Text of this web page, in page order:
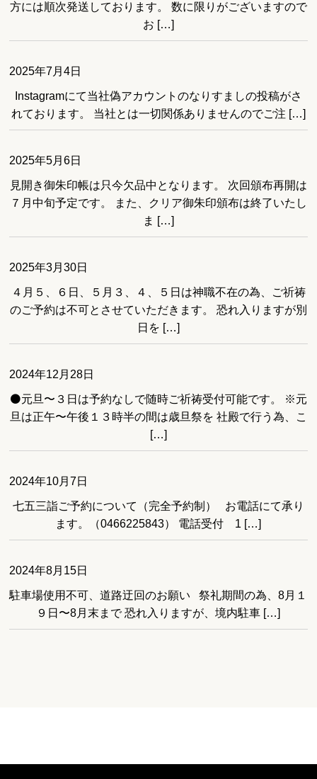
方には順次発送しております。 数に限りがございますので
お […]
2025年7月4日
Instagramにて当社偽アカウントのなりすましの投稿がさ
れております。 当社とは一切関係ありませんのでご注 […]
2025年5月6日
見開き御朱印帳は只今欠品中となります。 次回頒布再開は
７月中旬予定です。 また、クリア御朱印頒布は終了いたし
ま […]
2025年3月30日
４月５、６日、５月３、４、５日は神職不在の為、ご祈祷
のご予約は不可とさせていただきます。 恐れ入りますが別
日を […]
2024年12月28日
⚫️元旦〜３日は予約なしで随時ご祈祷受付可能です。 ※元
旦は正午〜午後１３時半の間は歳旦祭を 社殿で行う為、こ
[…]
2024年10月7日
七五三詣ご予約について（完全予約制） お電話にて承り
ます。（0466225843） 電話受付 1 […]
2024年8月15日
駐車場使用不可、道路迂回のお願い 祭礼期間の為、8月１
９日〜8月末まで 恐れ入りますが、境内駐車 […]